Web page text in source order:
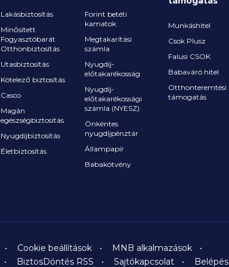
Lakásbiztosítás
Minősített
Fogyasztóbarát
Otthonbiztosítás
Utasbiztosítás
Kötelező biztosítás
Casco
Magán
egészségbiztosítás
Nyugdíjbiztosítás
Életbiztosítás
Forint betéti
kamatok
Megtakarítási
számla
Nyugdíj-
előtakarékosság
Nyugdíj-
előtakarékossági
számla (NYESZ)
Önkéntes
nyugdíjpénztár
Állampapír
Babakötvény
Munkáshitel
Csok Plusz
Falusi CSOK
Babaváró hitel
Otthonteremtési
támogatás
Cookie beállítások
MNB alkalmazások
BiztosDöntés RSS Sajtókapcsolat Belépés